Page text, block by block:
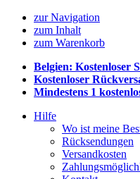
zur Navigation
zum Inhalt
zum Warenkorb
Belgien: Kostenloser
Kostenloser
Mindestens 1
Hilfe
Wo ist meine
Rücksendungen
Versandkosten